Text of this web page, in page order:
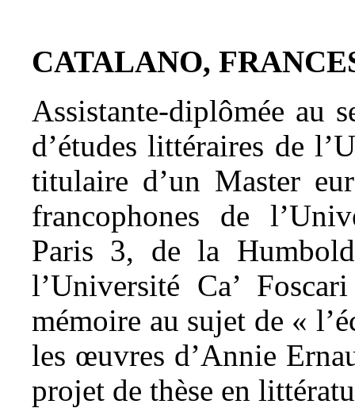
CATALANO,
Assistante-diplômée au
d’études littéraires de
titulaire d’un Master
francophones de
Paris 3, de la
l’Université Ca’
mémoire au sujet de «
les œuvres d’Annie
projet de thèse en